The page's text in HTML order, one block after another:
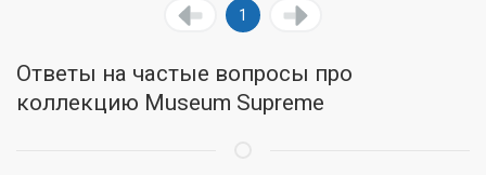
1
Ответы на частые вопросы про
коллекцию Museum Supreme